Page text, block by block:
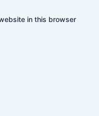
in this browser